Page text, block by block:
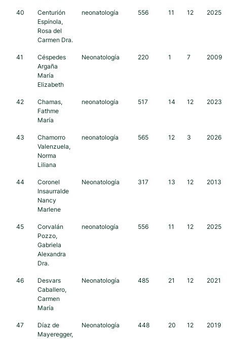
40
Centurión
Espínola,
Rosa del
Carmen Dra.
neonatología 556 11 12 2025
41
Céspedes
Argaña
María
Elizabeth
Neonatología 220 1 7 2009
42
Chamas,
Fathme
María
neonatología 517 14 12 2023
43
Chamorro
Valenzuela,
Norma
Liliana
neonatología 565 12 3 2026
44
Coronel
Insaurralde
Nancy
Marlene
Neonatología 317 13 12 2013
45
Corvalán
Pozzo,
Gabriela
Alexandra
Dra.
neonatología 556 11 12 2025
46
Desvars
Caballero,
Carmen
María
Neonatología 485 21 12 2021
47
Díaz de
Mayeregger,
Neonatología 448 20 12 2019